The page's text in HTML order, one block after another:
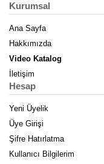
Kurumsal
Ana Sayfa
Hakkımızda
Video Katalog
İletişim
Hesap
Yeni Üyelik
Üye Girişi
Şifre Hatırlatma
Kullanıcı Bilgilerim